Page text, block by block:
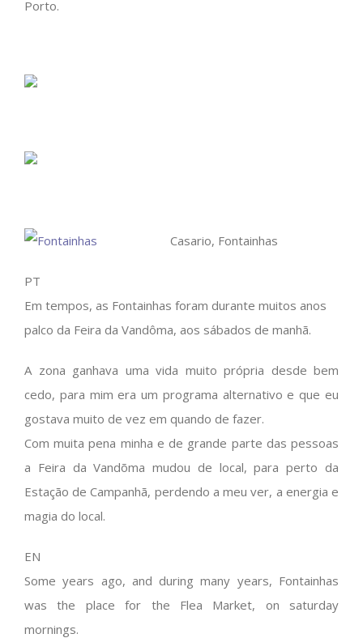
Porto.
Casario, Fontainhas
PT
Em tempos, as Fontainhas foram durante muitos anos
palco da Feira da Vandôma, aos sábados de manhã.
A zona ganhava uma vida muito própria desde bem
cedo, para mim era um programa alternativo e que eu
gostava muito de vez em quando de fazer.
Com muita pena minha e de grande parte das pessoas
a Feira da Vandõma mudou de local, para perto da
Estação de Campanhã, perdendo a meu ver, a energia e
magia do local.
EN
Some years ago, and during many years, Fontainhas
was the place for the Flea Market, on saturday
mornings.